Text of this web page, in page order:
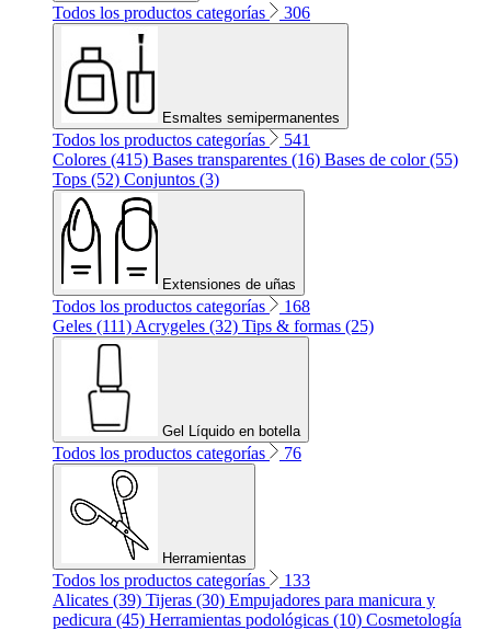
Todos los productos categorías 306
Esmaltes semipermanentes
Todos los productos categorías
541
Colores (415) Bases transparentes (16) Bases de color (55)
Tops (52) Conjuntos (3)
Extensiones de uñas
Todos los productos categorías
168
Geles (111) Acrygeles (32) Tips & formas (25)
Gel Líquido en botella
Todos los productos categorías 76
Herramientas
Todos los productos categorías
133
Alicates (39) Tijeras (30) Empujadores para manicura y
pedicura (45) Herramientas podológicas (10) Cosmetología